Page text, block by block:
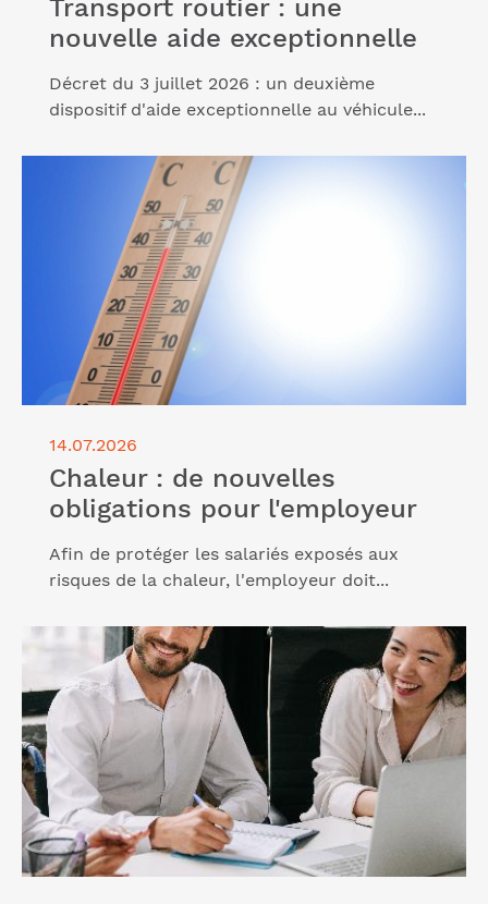
Transport routier : une
nouvelle aide exceptionnelle
Décret du 3 juillet 2026 : un deuxième
dispositif d'aide exceptionnelle au véhicule...
14.07.2026
Chaleur : de nouvelles
obligations pour l'employeur
Afin de protéger les salariés exposés aux
risques de la chaleur, l'employeur doit...
Lire l'article "Chaleur : de nouvelles obligations
pour l'employeur"
Lire l'article "PPV : fin d’un avantage fiscal en 2027"